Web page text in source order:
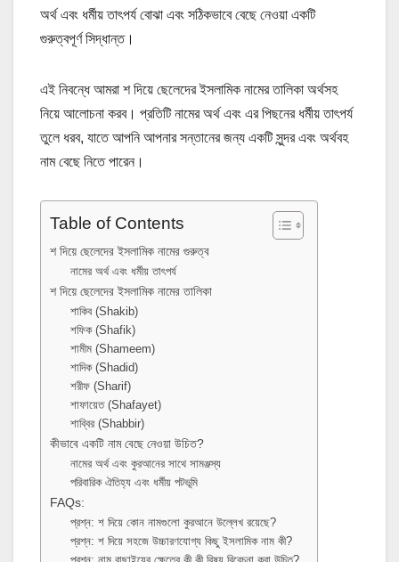
অর্থ এবং ধর্মীয় তাৎপর্য বোঝা এবং সঠিকভাবে বেছে নেওয়া একটি
গুরুত্বপূর্ণ সিদ্ধান্ত।
এই নিবন্ধে আমরা শ দিয়ে ছেলেদের ইসলামিক নামের তালিকা অর্থসহ
নিয়ে আলোচনা করব। প্রতিটি নামের অর্থ এবং এর পিছনের ধর্মীয় তাৎপর্য
তুলে ধরব, যাতে আপনি আপনার সন্তানের জন্য একটি সুন্দর এবং অর্থবহ
নাম বেছে নিতে পারেন।
Table of Contents
শ দিয়ে ছেলেদের ইসলামিক নামের গুরুত্ব
নামের অর্থ এবং ধর্মীয় তাৎপর্য
শ দিয়ে ছেলেদের ইসলামিক নামের তালিকা
শাকিব (Shakib)
শফিক (Shafik)
শামীম (Shameem)
শাদিক (Shadid)
শরীফ (Sharif)
শাফায়েত (Shafayet)
শাব্বির (Shabbir)
কীভাবে একটি নাম বেছে নেওয়া উচিত?
নামের অর্থ এবং কুরআনের সাথে সামঞ্জস্য
পরিবারিক ঐতিহ্য এবং ধর্মীয় পটভূমি
FAQs:
প্রশ্ন: শ দিয়ে কোন নামগুলো কুরআনে উল্লেখ রয়েছে?
প্রশ্ন: শ দিয়ে সহজে উচ্চারণযোগ্য কিছু ইসলামিক নাম কী?